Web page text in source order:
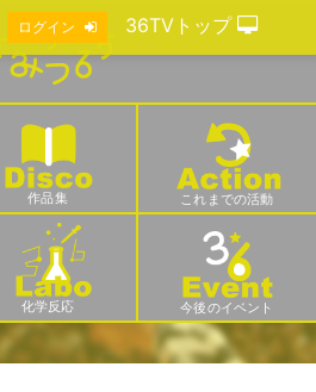
作品集 これまでの活動
化学反応 今後のイベント
ログイン 36TVトップ